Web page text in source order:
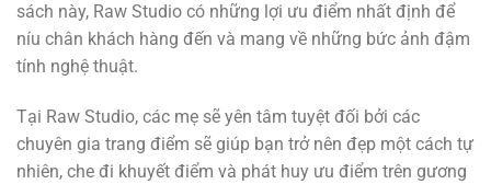
sách này, Raw Studio có những lợi ưu điểm nhất định để
níu chân khách hàng đến và mang về những bức ảnh đậm
tính nghệ thuật.
Tại Raw Studio, các mẹ sẽ yên tâm tuyệt đối bởi các
chuyên gia trang điểm sẽ giúp bạn trở nên đẹp một cách tự
nhiên, che đi khuyết điểm và phát huy ưu điểm trên gương